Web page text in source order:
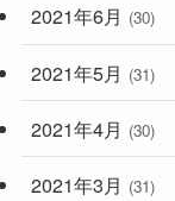
2021年6月 (30)
2021年5月 (31)
2021年4月 (30)
2021年3月 (31)